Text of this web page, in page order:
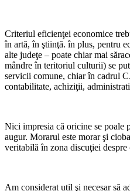
Criteriul eficienţei economice
în artă, în ştiinţă. în plus, pentru
alte judeţe – poate chiar mai
mândre în teritoriul culturii) se
servicii comune, chiar în cadrul
contabilitate, achiziţii,
Nici impresia că oricine se poale
augur. Morarul este morar şi
veritabilă în zona discuţiei despre
Am considerat util şi necesar să